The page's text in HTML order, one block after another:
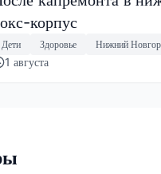
корпус
Дети Здоровье Нижний
1 августа